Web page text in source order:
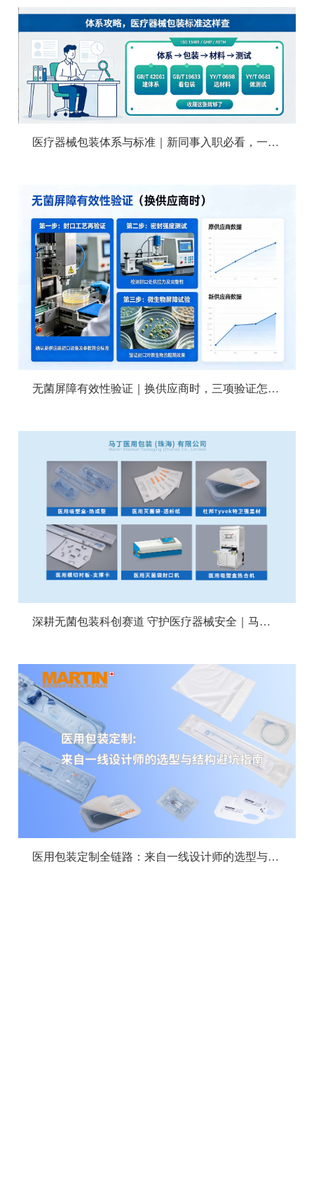
医疗器械包装体系与标准｜新同事入职必看，一次捋清楚
无菌屏障有效性验证｜换供应商时，三项验证怎么做？
深耕无菌包装科创赛道 守护医疗器械安全｜马丁医用包装亮相2026 MEDTEC China
医用包装定制全链路：来自一线设计师的选型与结构避坑指南